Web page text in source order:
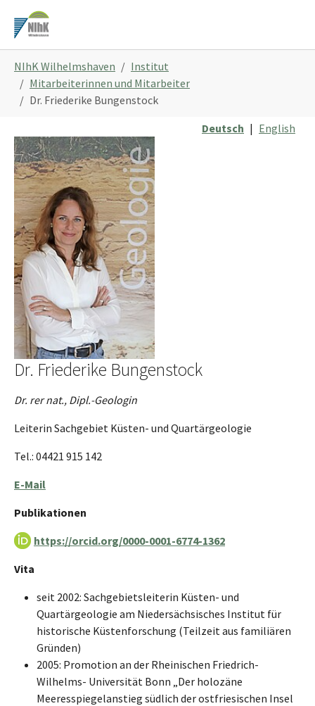
Hauptinhalt
springen
sind
hier:
NIhK Wilhelmshaven
Institut
Mitarbeiterinnen und Mitarbeiter
Dr. Friederike Bungenstock
Deutsch | English
Dr. Friederike Bungenstock
Dr. rer nat., Dipl.-Geologin
Leiterin Sachgebiet Küsten- und Quartärgeologie
Tel.: 04421 915 142
E-Mail
Publikationen
https://orcid.org/0000-0001-6774-1362
Vita
seit 2002: Sachgebietsleiterin Küsten- und
Quartärgeologie am Niedersächsisches Institut für
historische Küstenforschung (Teilzeit aus familiären
Gründen)
2005: Promotion an der Rheinischen Friedrich-
Wilhelms- Universität Bonn „Der holozäne
Meeresspiegelanstieg südlich der ostfriesischen Insel